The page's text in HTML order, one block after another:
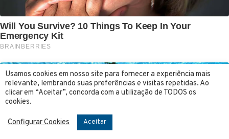
Usamos cookies em nosso site para fornecer a experiência mais
relevante, lembrando suas preferências e visitas repetidas. Ao
clicar em “Aceitar”, concorda com a utilização de TODOS os
cookies.
Configurar Cookies Aceitar